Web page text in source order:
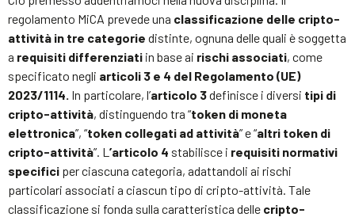
regolamento MiCA prevede una classificazione delle cripto-
attività in tre categorie distinte, ognuna delle quali è soggetta
a requisiti differenziati in base ai rischi associati, come
specificato negli articoli 3 e 4 del Regolamento (UE)
2023/1114. In particolare, l’articolo 3definisce i diversi tipi di
cripto-attività, distinguendo tra “token di moneta
elettronica”, “token collegati ad attività” e “altri token di
cripto-attività”. L ’articolo 4 stabilisce i requisiti normativi
specifici per ciascuna categoria, adattandoli ai rischi
particolari associati a ciascun tipo di cripto-attività. Tale
classificazione si fonda sulla caratteristica delle cripto-